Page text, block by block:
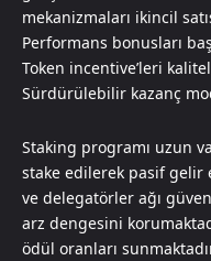
mekanizmaları ikincil
Performans bonusları
Token incentive’leri
Sürdürülebilir kazanç
Staking programı uzun
stake edilerek pasif gelir
ve delegatörler ağı
arz dengesini
ödül oranları